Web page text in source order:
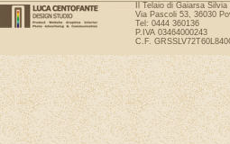
Il Telaio di Gaiarsa Silvia
Via Pascoli 53, 36030
Tel: 0444 360136
P.IVA 03464000243
C.F.